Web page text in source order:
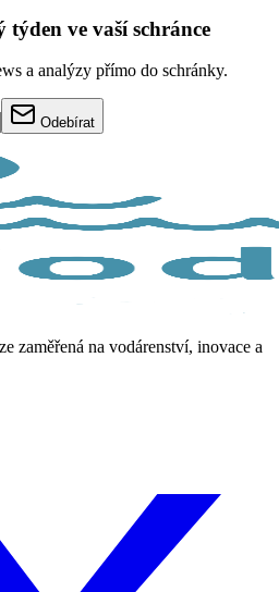
ve vaší schránce
a analýzy přímo do schránky.
Odebírat
zaměřená na vodárenství, inovace a